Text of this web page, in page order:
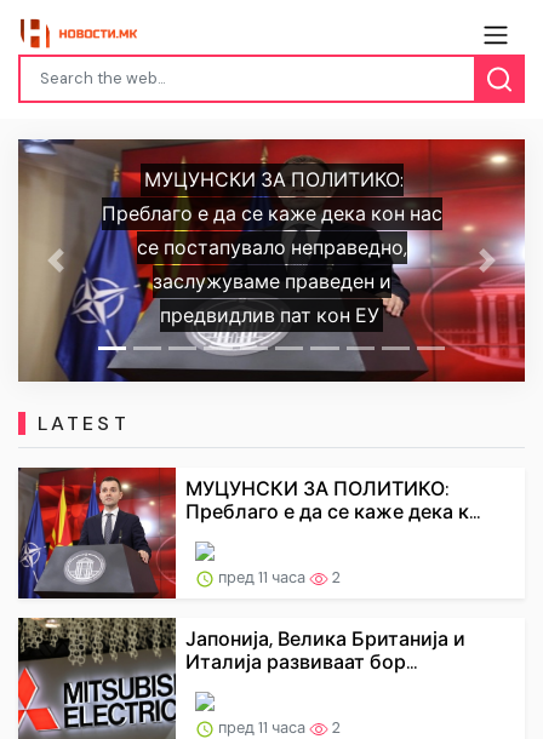
МУЦУНСКИ ЗА ПОЛИТИКО:
Преблаго е да се каже дека кон нас
се постапувало неправедно,
заслужуваме праведен и
предвидлив пат кон ЕУ
Previous Next
LATEST
МУЦУНСКИ ЗА ПОЛИТИКО:
Преблаго е да се каже дека к...
пред 11 часа 2
Јапонија, Велика Британија и
Италија развиваат бор...
пред 11 часа 2